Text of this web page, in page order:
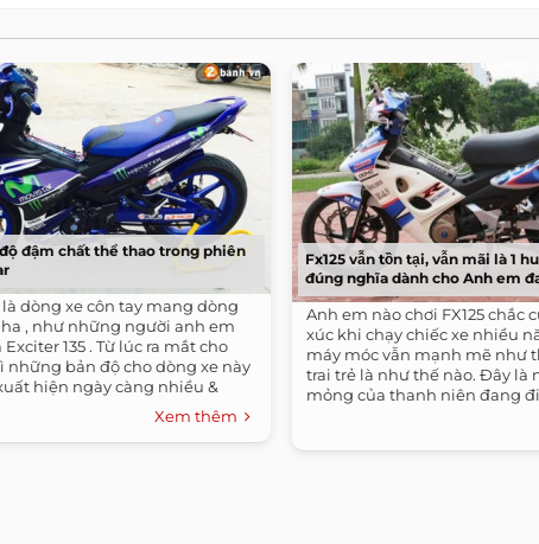
đậm chất thể thao trong phiên
là dòng xe côn tay mang dòng
, như những người anh em
135 . Từ lúc ra mắt cho
những bản độ cho dòng xe này
hiện ngày càng nhiều &
Xem thêm
Fx125 vẫn tồn tại, vẫn mãi là 1
đúng nghĩa dành cho Anh em
Anh em nào chơi FX125 chắc
xúc khi chạy chiếc xe nhiều
máy móc vẫn mạnh mẽ như
trai trẻ là như thế nào. Đây là
mỏng của thanh niên đang